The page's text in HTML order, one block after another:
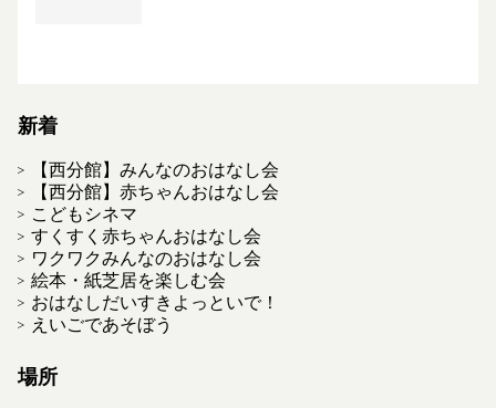
新着
【西分館】みんなのおはなし会
【西分館】赤ちゃんおはなし会
こどもシネマ
すくすく赤ちゃんおはなし会
ワクワクみんなのおはなし会
絵本・紙芝居を楽しむ会
おはなしだいすきよっといで！
えいごであそぼう
場所